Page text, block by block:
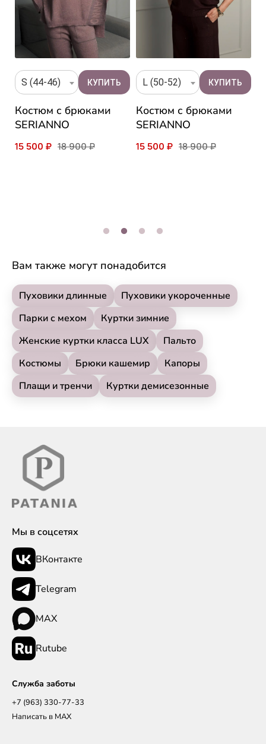
S (44-46)
Костюм с брюками
SERIANNO
15 500 ₽ 18 900 ₽
L (50-52)
Костюм с брюками
SERIANNO
15 500 ₽ 18 900 ₽
Вам также могут понадобится
Пуховики длинные
Пуховики укороченные
Парки с мехом
Куртки зимние
Женские куртки класса LUX
Пальто
Костюмы
Брюки кашемир
Капоры
Плащи и тренчи
Куртки демисезонные
Мы в соцсетях
ВКонтакте
Telegram
MAX
Rutube
Служба заботы
+7 (963) 330-77-33
Написать в MAX